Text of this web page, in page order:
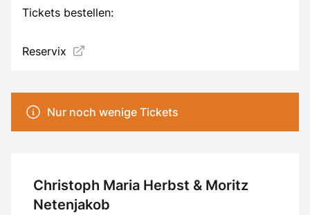
Tickets bestellen:
Reservix
Nur noch wenige Tickets
Christoph Maria Herbst & Moritz
Netenjakob